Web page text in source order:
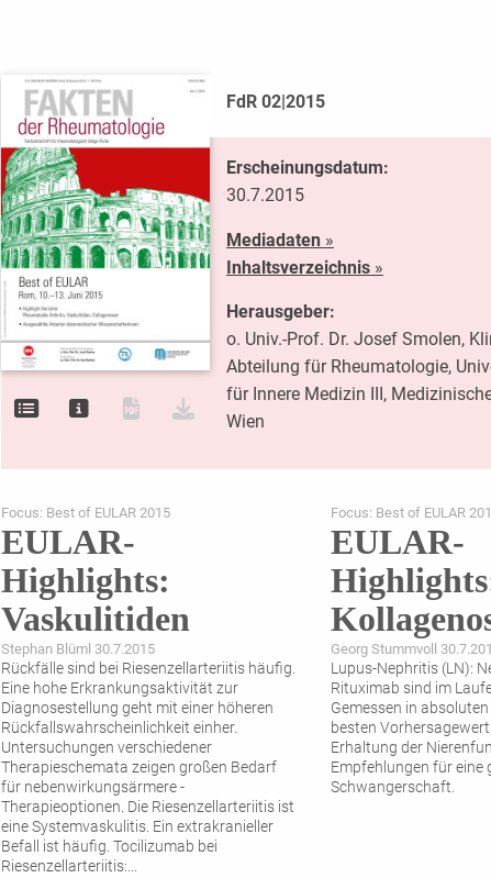
FdR 02|2015
Erscheinungsdatum:
30.7.2015
Mediadaten»
Inhaltsverzeichnis»
Herausgeber:
o. Univ.-Prof. Dr. Josef Smolen,
Abteilung für Rheumatologie,
für Innere Medizin III,
Wien
Focus: Best of EULAR 2015
EULAR-
Highlights:
Vaskulitiden
Stephan Blüml 30.7.2015
Rückfälle sind bei Riesenzellarteriitis häufig.
Eine hohe Erkrankungsaktivität zur
Diagnosestellung geht mit einer höheren
Rückfallswahrscheinlichkeit einher.
Untersuchungen verschiedener
Therapieschemata zeigen großen Bedarf
für nebenwirkungsärmere ­
Therapieoptionen. Die Riesenzellarteriitis ist
eine Systemvaskulitis. Ein extrakranieller
Befall ist häufig. Tocilizumab bei
Riesenzellarteriitis:...
Focus: Best of EULAR
EULAR-
Georg Stummvoll
Lupus-Nephritis (LN):
Rituximab sind im
Gemessen in
besten
Erhaltung der
Empfehlungen für eine
Schwangerschaft.